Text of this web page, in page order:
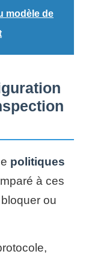
modèle de
politiques
à ces
ou